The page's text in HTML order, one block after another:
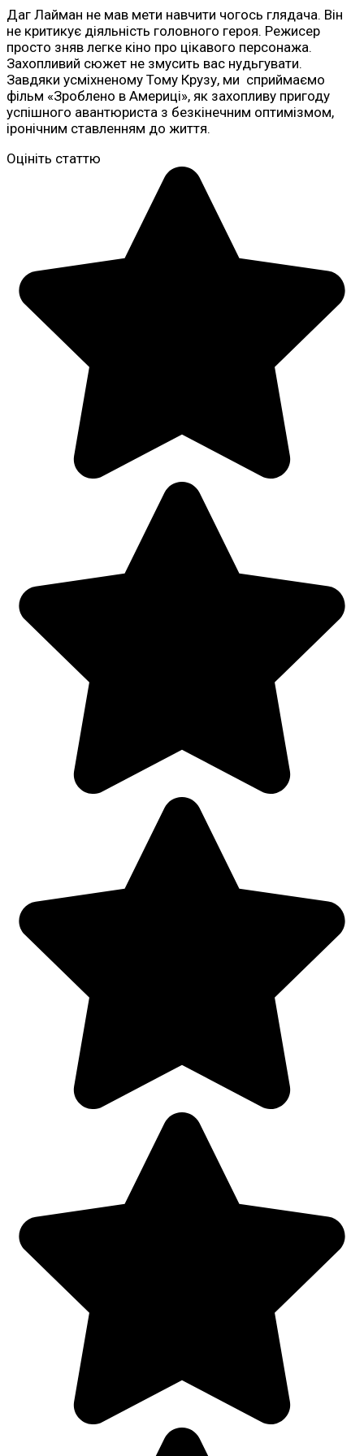
Даг Лайман не мав мети навчити чогось глядача. Він
не критикує діяльність головного героя. Режисер
просто зняв легке кіно про цікавого персонажа.
Захопливий сюжет не змусить вас нудьгувати.
Завдяки усміхненому Тому Крузу, ми сприймаємо
фільм «Зроблено в Америці», як захопливу пригоду
успішного авантюриста з безкінечним оптимізмом,
іронічним ставленням до життя.
Оцініть статтю